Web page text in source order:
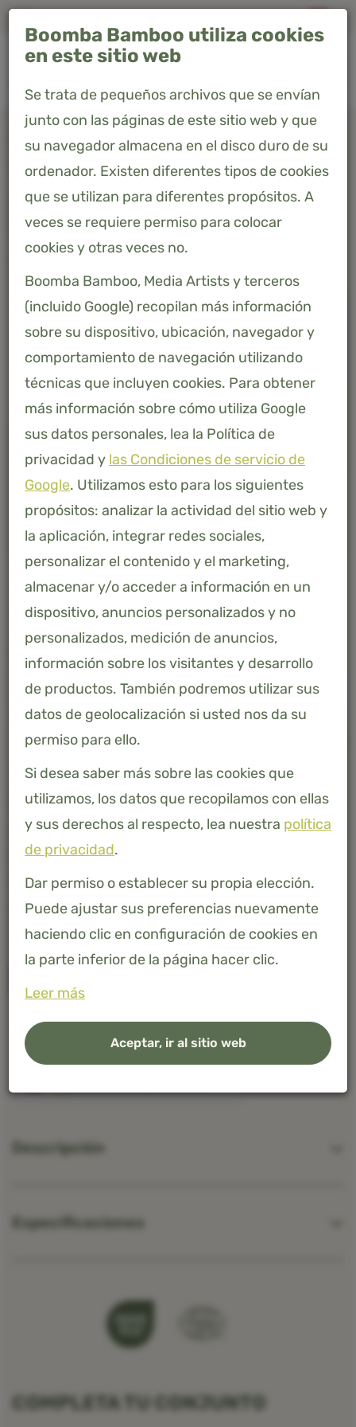
Home
Productos
Sábana encimera 160 x 260 - Coco White - Premium
SÁBANA ENCIMERA 160 X 260 -
COCO WHITE - PREMIUM
AFMETING
160 X 260
- +
Este artículo está actualmente agotado. Elija un pedido
pendiente con un tiempo de entrega de 2 a 4 semanas
o deje su dirección de correo electrónico para recibir
una notificación tan pronto como vuelva a estar
disponible.
Descripción
Especificaciones
COMPLETA TU CONJUNTO
Boomba Bamboo utiliza cookies
en este sitio web
Se trata de pequeños archivos que se envían
junto con las páginas de este sitio web y que
su navegador almacena en el disco duro de su
ordenador. Existen diferentes tipos de cookies
que se utilizan para diferentes propósitos. A
veces se requiere permiso para colocar
cookies y otras veces no.
Boomba Bamboo, Media Artists y terceros
(incluido Google) recopilan más información
sobre su dispositivo, ubicación, navegador y
comportamiento de navegación utilizando
técnicas que incluyen cookies. Para obtener
más información sobre cómo utiliza Google
sus datos personales, lea la Política de
privacidad y las Condiciones de servicio de
Google. Utilizamos esto para los siguientes
propósitos: analizar la actividad del sitio web y
la aplicación, integrar redes sociales,
personalizar el contenido y el marketing,
almacenar y/o acceder a información en un
dispositivo, anuncios personalizados y no
personalizados, medición de anuncios,
información sobre los visitantes y desarrollo
de productos. También podremos utilizar sus
datos de geolocalización si usted nos da su
permiso para ello.
Si desea saber más sobre las cookies que
utilizamos, los datos que recopilamos con ellas
y sus derechos al respecto, lea nuestra política
de privacidad.
Dar permiso o establecer su propia elección.
Puede ajustar sus preferencias nuevamente
haciendo clic en configuración de cookies en
la parte inferior de la página hacer clic.
Leer más
Aceptar, ir al sitio web